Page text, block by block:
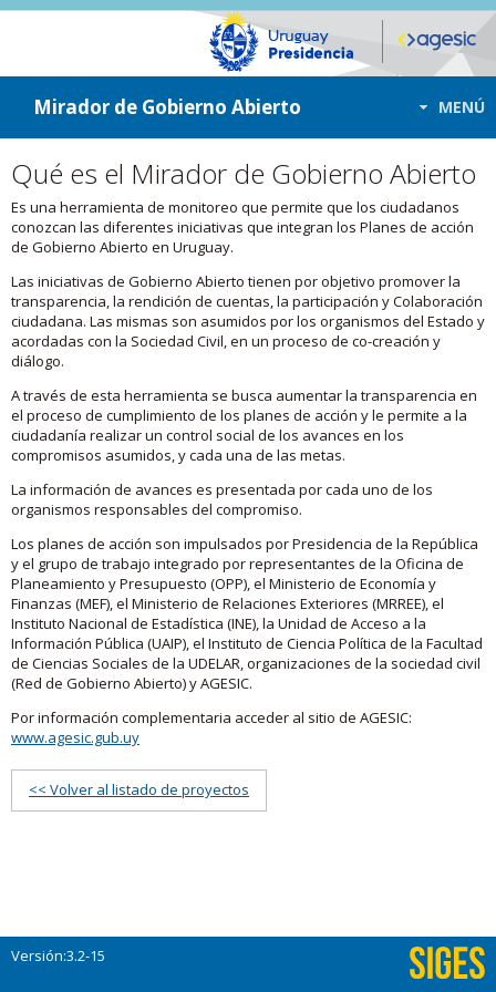
ir a contenido
ir al menú
Mirador de Gobierno Abierto MENÚ
Qué es el Mirador de Gobierno Abierto
Es una herramienta de monitoreo que permite que los ciudadanos
conozcan las diferentes iniciativas que integran los Planes de acción
de Gobierno Abierto en Uruguay.
Las iniciativas de Gobierno Abierto tienen por objetivo promover la
transparencia, la rendición de cuentas, la participación y Colaboración
ciudadana. Las mismas son asumidos por los organismos del Estado y
acordadas con la Sociedad Civil, en un proceso de co-creación y
diálogo.
A través de esta herramienta se busca aumentar la transparencia en
el proceso de cumplimiento de los planes de acción y le permite a la
ciudadanía realizar un control social de los avances en los
compromisos asumidos, y cada una de las metas.
La información de avances es presentada por cada uno de los
organismos responsables del compromiso.
Los planes de acción son impulsados por Presidencia de la República
y el grupo de trabajo integrado por representantes de la Oficina de
Planeamiento y Presupuesto (OPP), el Ministerio de Economía y
Finanzas (MEF), el Ministerio de Relaciones Exteriores (MRREE), el
Instituto Nacional de Estadística (INE), la Unidad de Acceso a la
Información Pública (UAIP), el Instituto de Ciencia Política de la Facultad
de Ciencias Sociales de la UDELAR, organizaciones de la sociedad civil
(Red de Gobierno Abierto) y AGESIC.
Por información complementaria acceder al sitio de AGESIC:
www.agesic.gub.uy
<< Volver al listado de proyectos
Versión:3.2-15